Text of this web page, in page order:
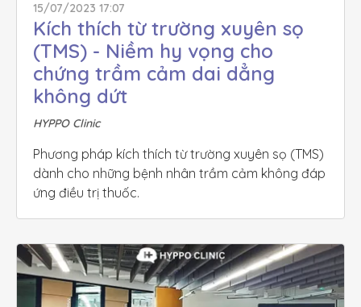
15/07/2023 17:07
Kích thích từ trường xuyên sọ
(TMS) - Niềm hy vọng cho
chứng trầm cảm dai dẳng
không dứt
HYPPO Clinic
Phương pháp kích thích từ trường xuyên sọ (TMS)
dành cho những bệnh nhân trầm cảm không đáp
ứng điều trị thuốc.